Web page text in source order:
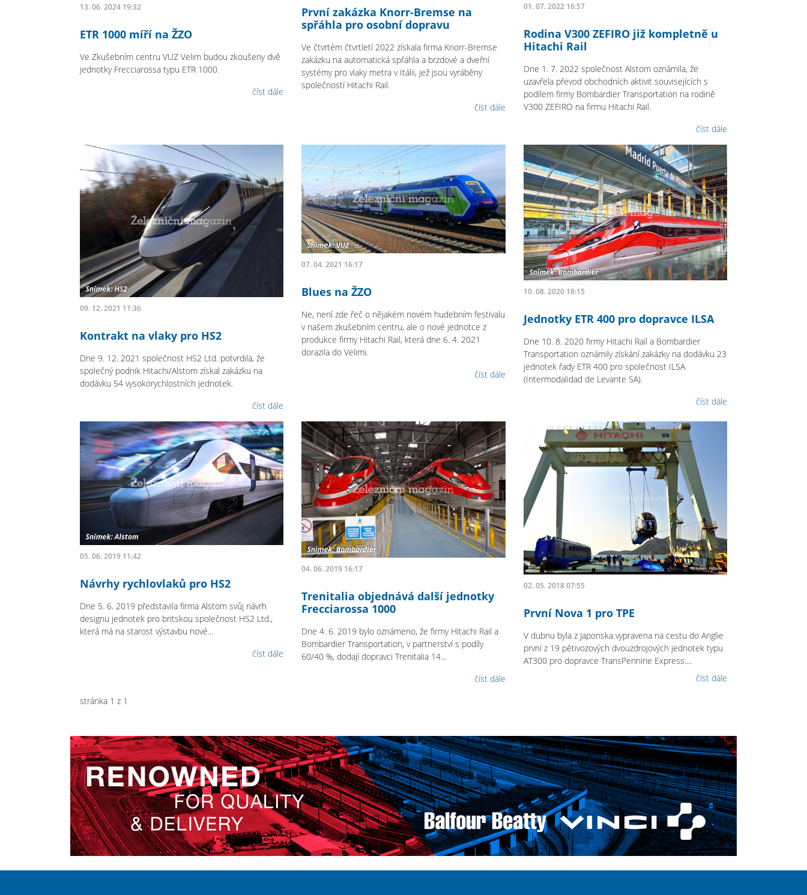
13. 06. 2024 19:32
ETR 1000 míří na ŽZO
Ve Zkušebním centru VUZ Velim budou zkoušeny dvě
jednotky Frecciarossa typu ETR 1000.
číst dále
První zakázka Knorr-Bremse na
spřáhla pro osobní dopravu
Ve čtvrtém čtvrtletí 2022 získala firma Knorr-Bremse
zakázku na automatická spřáhla a brzdové a dveřní
systémy pro vlaky metra v Itálii, jež jsou vyráběny
společností Hitachi Rail.
číst dále
01. 07. 2022 16:57
Rodina V300 ZEFIRO již kompletně u
Hitachi Rail
Dne 1. 7. 2022 společnost Alstom oznámila, že
uzavřela převod obchodních aktivit souvisejících s
podílem firmy Bombardier Transportation na rodině
V300 ZEFIRO na firmu Hitachi Rail.
číst dále
09. 12. 2021 11:36
Kontrakt na vlaky pro HS2
Dne 9. 12. 2021 společnost HS2 Ltd. potvrdila, že
společný podnik Hitachi/Alstom získal zakázku na
dodávku 54 vysokorychlostních jednotek.
číst dále
07. 04. 2021 16:17
Blues na ŽZO
Ne, není zde řeč o nějakém novém hudebním festivalu
v našem zkušebním centru, ale o nové jednotce z
produkce firmy Hitachi Rail, která dne 6. 4. 2021
dorazila do Velimi.
číst dále
10. 08. 2020 18:15
Jednotky ETR 400 pro dopravce ILSA
Dne 10. 8. 2020 firmy Hitachi Rail a Bombardier
Transportation oznámily získání zakázky na dodávku 23
jednotek řady ETR 400 pro společnost ILSA
(Intermodalidad de Levante SA).
číst dále
05. 06. 2019 11:42
Návrhy rychlovlaků pro HS2
Dne 5. 6. 2019 představila firma Alstom svůj návrh
designu jednotek pro britskou společnost HS2 Ltd.,
která má na starost výstavbu nové...
číst dále
04. 06. 2019 16:17
Trenitalia objednává další jednotky
Frecciarossa 1000
Dne 4. 6. 2019 bylo oznámeno, že firmy Hitachi Rail a
Bombardier Transportation, v partnerství s podíly
60/40 %, dodají dopravci Trenitalia 14...
číst dále
02. 05. 2018 07:55
První Nova 1 pro TPE
V dubnu byla z Japonska vypravena na cestu do Anglie
první z 19 pětivozových dvouzdrojových jednotek typu
AT300 pro dopravce TransPennine Express....
číst dále
stránka 1 z 1